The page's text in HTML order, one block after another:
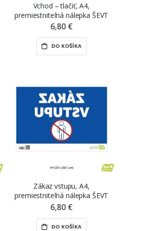
Vchod – tlačiť, A4,
premiestniteľná nálepka ŠEVT
NANO print, reverzná tlač
6,80 €
DO KOŠÍKA
Zákaz vstupu, A4,
premiestniteľná nálepka ŠEVT
NANO print, reverzná tlač
6,80 €
DO KOŠÍKA